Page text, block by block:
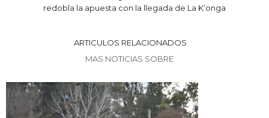
redobla la apuesta con la llegada de La K’onga
ARTICULOS RELACIONADOS
MAS NOTICIAS SOBRE